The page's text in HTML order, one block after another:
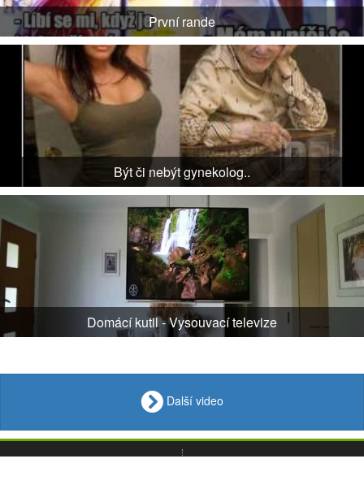
První rande
Být či nebýt gynekolog..
Domácí kutil - Vysouvací televize
Další video